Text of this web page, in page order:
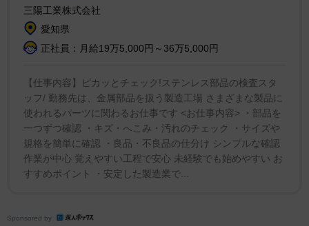
写真をポスト。すると「しっかりツーハンドですね」と
さらなる突っ込みが入っていた。
ポストを受け「大御所に言われちゃあ改心せねばなら
ぬ 料理は任せて！洗い物も任せて！専業主夫できま
す」と洗い物動画をアップ。また「この2日間で『小皿
マン』とか『皿ハラ』って新単語出来てて笑う。広辞苑
に載せてくれますか？」と騒動を振り返っていた。
のは小泉氏の鉄板ネタ。それだけにリュウジ氏の突っ込
三陽工業株式会社
愛知県
正社員：月給19万5,000円～36万5,000円
【仕事内容】ピカッとチェック!ステンレス部品の検査スタ
ッフ/ 勤務先は、金属部品を扱う製造工場 さまざまな製品に
使われるパーツに関わるお仕事です <お仕事内容> ・部品を
一つずつ確認 ・キズ・へこみ・汚れのチェック ・サイズや
規格を簡単に確認 ・良品・不良品の仕分け シンプルな確認
作業が中心 覚えやすい工程で安心 未経験でも始めやすい お
すすめポイント ・安定した製造業で...
Sponsored by